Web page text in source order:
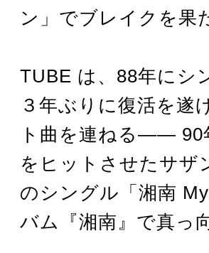
ン」でブレイクを果
TUBE は、88年にシ
３年ぶりに復活を遂
ト曲を連ねる―― 90
をヒットさせたサザ
のシングル「湘南
バム『湘南』で真っ